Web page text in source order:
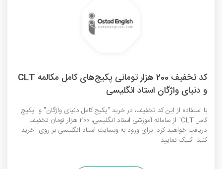
کد تخفیف 200 هزار تومانی پکیج‌های کامل مکالمه CLT
و دنیای واژگان استاد انگلیسی
با استفاده از این کد تخفیف، در خرید "پکیج کامل دنیای واژگان" و "پکیج
کامل CLT" از سامانه آموزشی استاد انگلیسی، 200 هزار تومان تخفیف
دریافت خواهید کرد. برای ورود به وبسایت استاد انگلیسی بر روی "خرید
کنید" کلیک نمایید.